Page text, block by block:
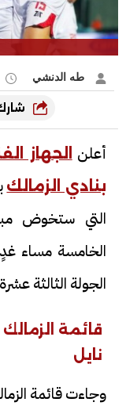
طه الدنشي
أعلن الجهاز
بنادي الزمالك
التي ستخوض
الخامسة مساء غدٍ
الجولة الثالثة
قائمة
نايل
وجاءت قائمة